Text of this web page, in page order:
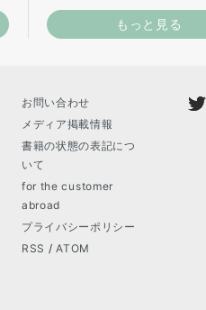
もっと見る
お問い合わせ
メディア掲載情報
書籍の状態の表記につ
いて
for the customer
abroad
プライバシーポリシー
RSS /ATOM